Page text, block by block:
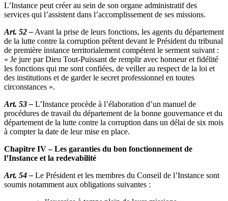
L’Instance peut créer au sein de son organe administratif des
services qui l’assistent dans l’accomplissement de ses missions.
Art. 52 – Avant la prise de leurs fonctions, les agents du département
de la lutte contre la corruption prêtent devant le Président du tribunal
de première instance territorialement compétent le serment suivant :
« Je jure par Dieu Tout-Puissant de remplir avec honneur et fidélité
les fonctions qui me sont confiées, de veiller au respect de la loi et
des institutions et de garder le secret professionnel en toutes
circonstances ».
Art. 53 – L’Instance procède à l’élaboration d’un manuel de
procédures de travail du département de la bonne gouvernance et du
département de la lutte contre la corruption dans un délai de six mois
à compter la date de leur mise en place.
Chapitre IV – Les garanties du bon fonctionnement de
l’Instance et la redevabilité
Art. 54 – Le Président et les membres du Conseil de l’Instance sont
soumis notamment aux obligations suivantes :